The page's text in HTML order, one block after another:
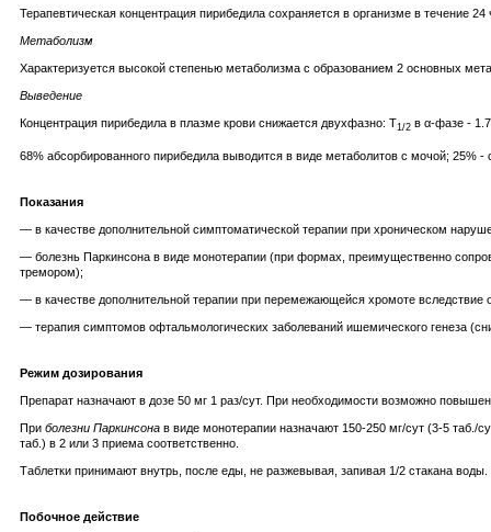
Терапевтическая концентрация пирибедила сохраняется в организме в течение 24
Метаболизм
Характеризуется высокой степенью метаболизма с образованием 2 основных
Выведение
Концентрация пирибедила в плазме крови снижается двухфазно: T1/2 в α-фазе -
68% абсорбированного пирибедила выводится в виде метаболитов с мочой;
Показания
— в качестве дополнительной симптоматической терапии при хроническом
— болезнь Паркинсона в виде монотерапии (при формах, преимущественно
тремором);
— в качестве дополнительной терапии при перемежающейся хромоте вследствие
— терапия симптомов офтальмологических заболеваний ишемического генеза
Режим дозирования
Препарат назначают в дозе 50 мг 1 раз/сут. При необходимости возможно
При болезни Паркинсона в виде монотерапии назначают 150-250 мг/сут (3-5 таб./
таб.) в 2 или 3 приема соответственно.
Таблетки принимают внутрь, после еды, не разжевывая, запивая 1/2 стакана воды.
Побочное действие